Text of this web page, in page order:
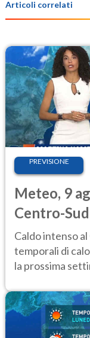
Articoli correlati
PREVISIONE
Meteo, 9
Centro-
Caldo intenso
temporali di
la prossima